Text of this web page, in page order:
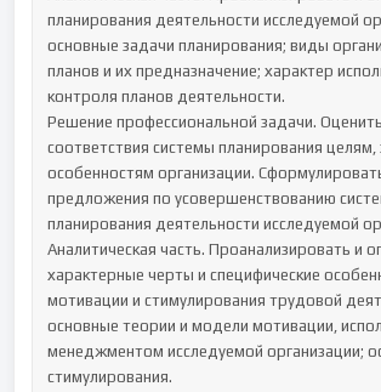
планирования деятельности исследуемой
основные задачи планирования; виды
планов и их предназначение; характер
контроля планов деятельности.
Решение профессиональной задачи.
соответствия системы планирования целям,
особенностям организации.
предложения по усовершенствованию
планирования деятельности исследуемой
Аналитическая часть. Проанализировать и
характерные черты и специфические
мотивации и стимулирования трудовой
основные теории и модели мотивации,
менеджментом исследуемой организации;
стимулирования.